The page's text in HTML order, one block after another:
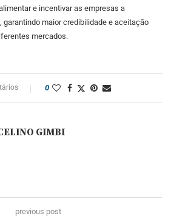
e incentivar as empresas a
garantindo maior credibilidade e aceitação
mercados.
0
GIMBI
previous post